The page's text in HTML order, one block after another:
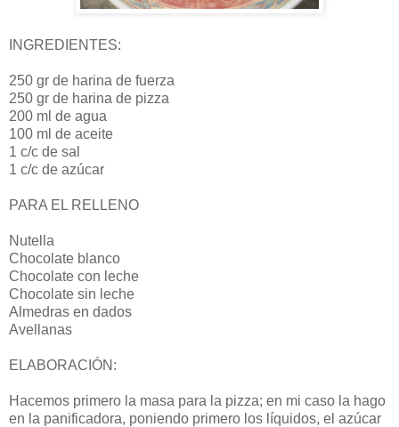
INGREDIENTES:
250 gr de harina de fuerza
250 gr de harina de pizza
200 ml de agua
100 ml de aceite
1 c/c de sal
1 c/c de azúcar
PARA EL RELLENO
Nutella
Chocolate blanco
Chocolate con leche
Chocolate sin leche
Almedras en dados
Avellanas
ELABORACIÓN:
Hacemos primero la masa para la pizza; en mi caso la hago
en la panificadora, poniendo primero los líquidos, el azúcar